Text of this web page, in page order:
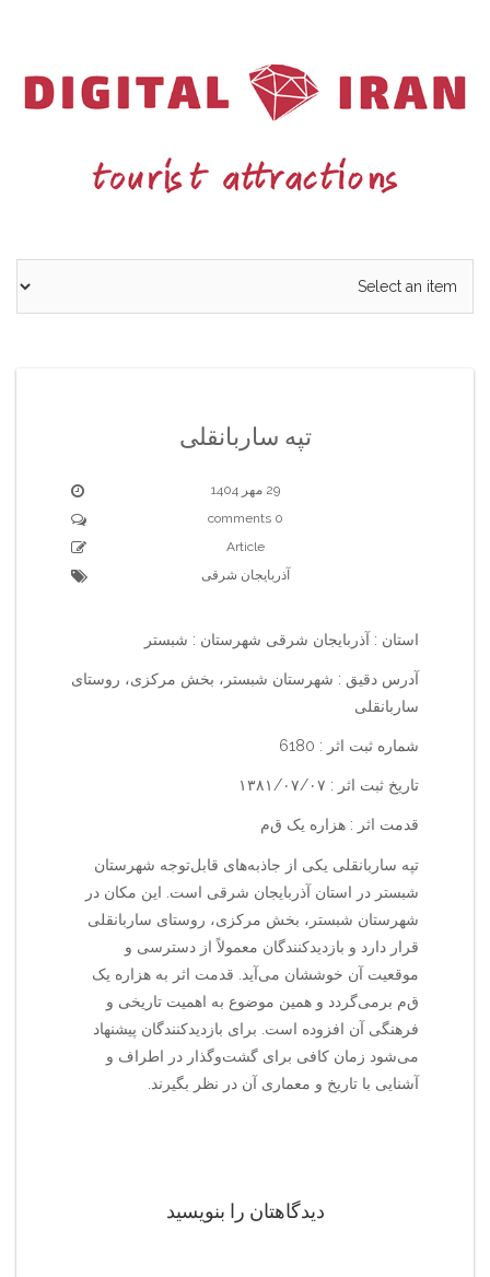
تپه ساربانقلی
29 مهر 1404
0 comments
Article
آذربایجان شرقی
استان : آذربایجان شرقی شهرستان : شبستر
آدرس دقیق : شهرستان شبستر، بخش مرکزی، روستای
ساربانقلی
شماره ثبت اثر : 6180
تاریخ ثبت اثر : ۱۳۸۱/۰۷/۰۷
قدمت اثر : هزاره یک ق‌م‌
تپه ساربانقلی یکی از جاذبه‌های قابل‌توجه شهرستان
شبستر در استان آذربایجان شرقی است. این مکان در
شهرستان شبستر، بخش مرکزی، روستای ساربانقلی
قرار دارد و بازدیدکنندگان معمولاً از دسترسی و
موقعیت آن خوششان می‌آید. قدمت اثر به هزاره یک
ق‌م‌ برمی‌گردد و همین موضوع به اهمیت تاریخی و
فرهنگی آن افزوده است. برای بازدیدکنندگان پیشنهاد
می‌شود زمان کافی برای گشت‌وگذار در اطراف و
آشنایی با تاریخ و معماری آن در نظر بگیرند.
دیدگاهتان را بنویسید